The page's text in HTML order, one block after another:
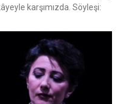
karşımızda. Söyleşi: